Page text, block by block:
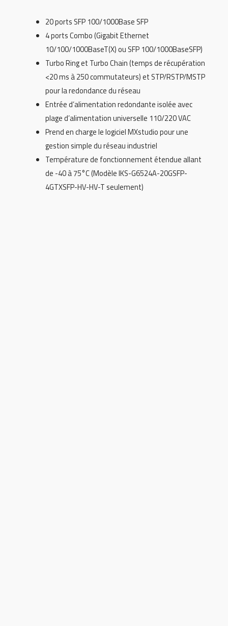
20 ports SFP 100/1000Base SFP
4 ports Combo (Gigabit Ethernet
10/100/1000BaseT(X) ou SFP 100/1000BaseSFP)
Turbo Ring et Turbo Chain (temps de récupération
<20 ms à 250 commutateurs) et STP/RSTP/MSTP
pour la redondance du réseau
Entrée d’alimentation redondante isolée avec
plage d’alimentation universelle 110/220 VAC
Prend en charge le logiciel MXstudio pour une
gestion simple du réseau industriel
Température de fonctionnement étendue allant
de -40 à 75°C (Modèle IKS-G6524A-20GSFP-
4GTXSFP-HV-HV-T seulement)